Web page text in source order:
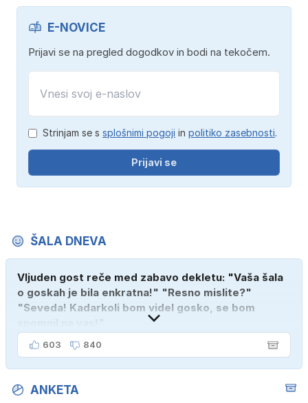
E-NOVICE
Prijavi se na pregled dogodkov in bodi na tekočem.
Strinjam se s splošnimi pogoji in politiko zasebnosti.
Prijavi se
ŠALA DNEVA
Vljuden gost reče med zabavo dekletu: "Vaša šala
o goskah je bila enkratna!" "Resno mislite?"
"Seveda! Kadarkoli bom videl gosko, se bom
603 840
ANKETA